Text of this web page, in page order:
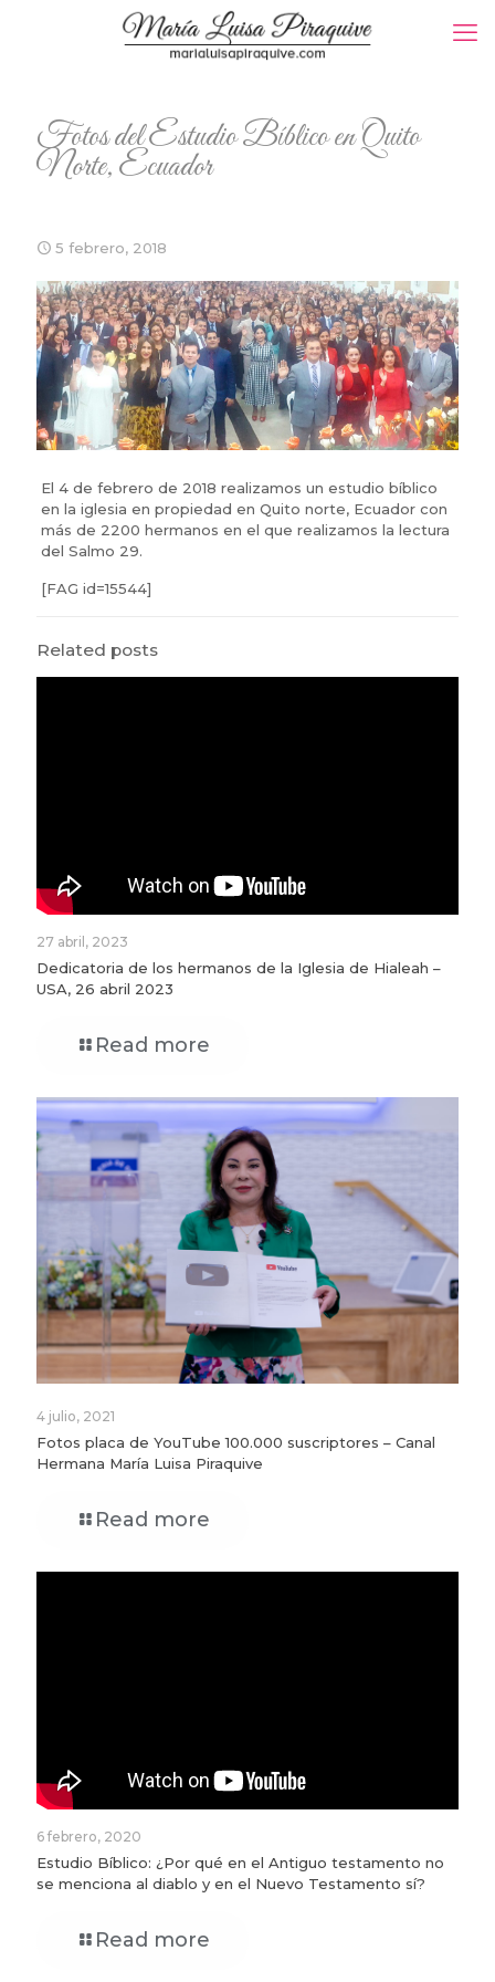
Fotos del Estudio Bíblico en Quito
Norte, Ecuador
5 febrero, 2018
El 4 de febrero de 2018 realizamos un estudio bíblico
en la iglesia en propiedad en Quito norte, Ecuador con
más de 2200 hermanos en el que realizamos la lectura
del Salmo 29.
[FAG id=15544]
Related posts
27 abril, 2023
Dedicatoria de los hermanos de la Iglesia de Hialeah –
USA, 26 abril 2023
Read more
4 julio, 2021
Fotos placa de YouTube 100.000 suscriptores – Canal
Hermana María Luisa Piraquive
Read more
6 febrero, 2020
Estudio Bíblico: ¿Por qué en el Antiguo testamento no
se menciona al diablo y en el Nuevo Testamento sí?
Read more